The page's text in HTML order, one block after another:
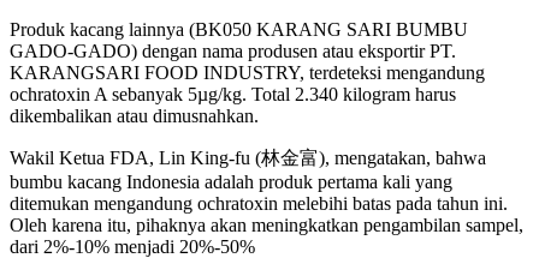
Produk kacang lainnya (BK050 KARANG SARI BUMBU
GADO-GADO) dengan nama produsen atau eksportir PT.
KARANGSARI FOOD INDUSTRY, terdeteksi mengandung
ochratoxin A sebanyak 5µg/kg. Total 2.340 kilogram harus
dikembalikan atau dimusnahkan.
Wakil Ketua FDA, Lin King-fu (林金富), mengatakan, bahwa
bumbu kacang Indonesia adalah produk pertama kali yang
ditemukan mengandung ochratoxin melebihi batas pada tahun ini.
Oleh karena itu, pihaknya akan meningkatkan pengambilan sampel,
dari 2%-10% menjadi 20%-50%